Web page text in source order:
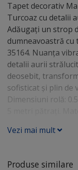
Tapet decorativ
Turcoaz cu detalii
Adăugați un strop
dumneavoastră cu
35164. Nuanța
detalii aurii
deosebit,
sofisticat și plin de
Dimensiuni rolă:
decorativă cu
Vezi mai mult
Produse similare